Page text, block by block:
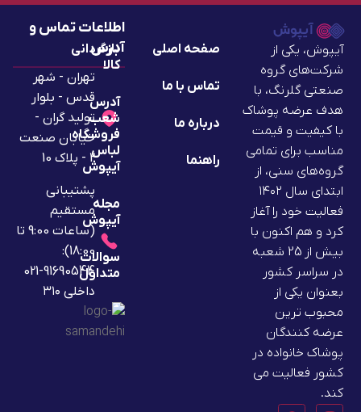
آیپوش، یکی از
شرکت‌های گروه
صنعتی گلرنگ، با
هدف عرضه پوشاک
با کیفیت و قیمت
مناسب برای تمامی
گروه‌های سنی، از
ابتدای سال ۱۴۰۲
فعالیت خود را آغاز
کرد و هم اکنون با
بیش از 25 شعبه
در سراسر کشور
بعنوان یکی از
محبوب ترین
عرضه کنندگان
پوشاک خانواده در
کشور فعالیت می
کند.
صفحه اصلی
تماس با ما
درباره ما
راهنما
بازگردانی
کالا
آدرس
شعب
فروشگاه
لباس
آیپوش
مجله
آیپوش
سوالات
متداول
تهران - شهر
قدس - بلوار
تولید گران -
خیابان صنعت
2 - پلاک 10
پشتیبانی
مستقیم
(ساعات 9:00 تا
18:00):
91690544-021
داخلی ۳۱۰
اطلاعات تماس و
آدرس